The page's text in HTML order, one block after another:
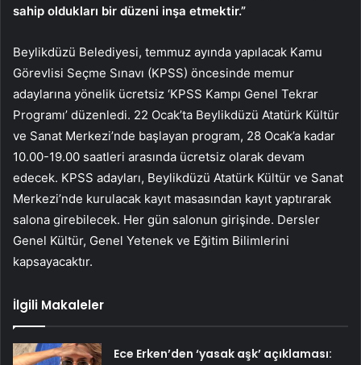
sahip oldukları bir düzeni inşa etmektir.”
Beylikdüzü Belediyesi, temmuz ayında yapılacak Kamu
Görevlisi Seçme Sınavı (KPSS) öncesinde memur
adaylarına yönelik ücretsiz ‘KPSS Kampı Genel Tekrar
Programı’ düzenledi. 22 Ocak’ta Beylikdüzü Atatürk Kültür
ve Sanat Merkezi’nde başlayan program, 28 Ocak’a kadar
10.00-19.00 saatleri arasında ücretsiz olarak devam
edecek. KPSS adayları, Beylikdüzü Atatürk Kültür ve Sanat
Merkezi’nde kurulacak kayıt masasından kayıt yaptırarak
salona girebilecek. Her gün salonun girişinde. Dersler
Genel Kültür, Genel Yetenek ve Eğitim Bilimlerini
kapsayacaktır.
İlgili Makaleler
Ece Erken’den ‘yasak aşk’ açıklaması: